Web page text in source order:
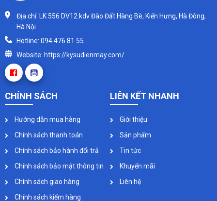
Địa chỉ: LK 556 DV12 kdv Đào Đất Hàng Bè, Kiến Hưng, Hà Đông,
Hà Nội
Hotline: 094 476 81 55
Website: https://kysudienmay.com/
CHÍNH SÁCH
Hướng dẫn mua hàng
Chính sách thanh toán
Chính sách bảo hành đổi trả
Chính sách bảo mật thông tin
Chính sách giao hàng
Chính sách kiểm hàng
LIÊN KẾT NHANH
Giới thiệu
Sản phẩm
Tin tức
Khuyến mãi
Liên hệ